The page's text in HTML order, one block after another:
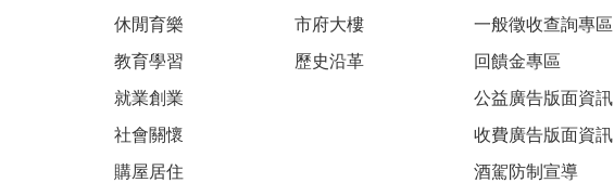
休閒育樂
教育學習
就業創業
社會關懷
購屋居住
市府大樓
歷史沿革
一般徵收查詢專區
回饋金專區
公益廣告版面資訊
收費廣告版面資訊
酒駕防制宣導